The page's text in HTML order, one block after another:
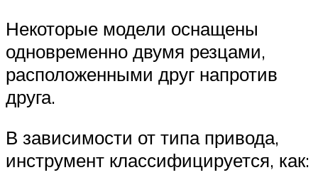
Некоторые модели оснащены
одновременно двумя резцами,
расположенными друг напротив
друга.
В зависимости от типа привода,
инструмент классифицируется, как: